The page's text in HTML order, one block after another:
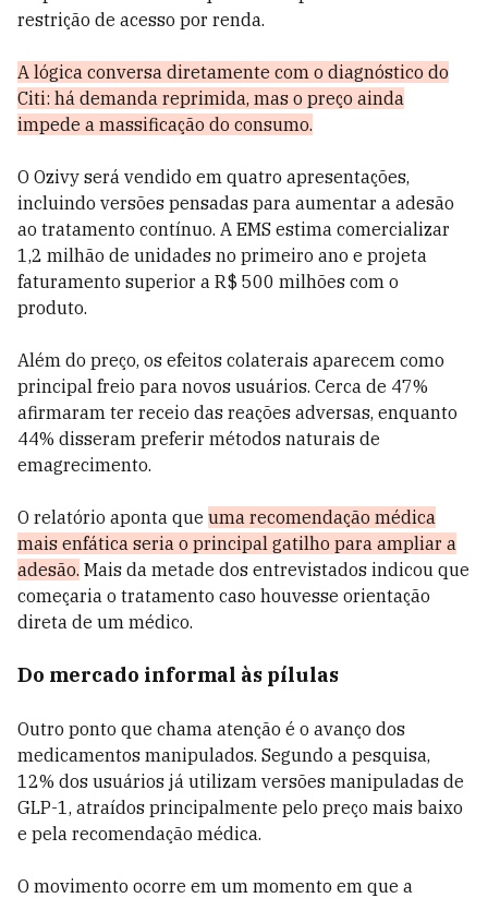
restrição de acesso por renda.
A lógica conversa diretamente com o diagnóstico do
Citi: há demanda reprimida, mas o preço ainda
impede a massificação do consumo.
O Ozivy será vendido em quatro apresentações,
incluindo versões pensadas para aumentar a adesão
ao tratamento contínuo. A EMS estima comercializar
1,2 milhão de unidades no primeiro ano e projeta
faturamento superior a R$ 500 milhões com o
produto.
Além do preço, os efeitos colaterais aparecem como
principal freio para novos usuários. Cerca de 47%
afirmaram ter receio das reações adversas, enquanto
44% disseram preferir métodos naturais de
emagrecimento.
O relatório aponta que uma recomendação médica
mais enfática seria o principal gatilho para ampliar a
adesão. Mais da metade dos entrevistados indicou que
começaria o tratamento caso houvesse orientação
direta de um médico.
Do mercado informal às pílulas
Outro ponto que chama atenção é o avanço dos
medicamentos manipulados. Segundo a pesquisa,
12% dos usuários já utilizam versões manipuladas de
GLP-1, atraídos principalmente pelo preço mais baixo
e pela recomendação médica.
O movimento ocorre em um momento em que a